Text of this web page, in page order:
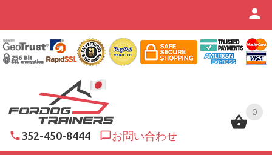
0
352-450-8444 お問い合わせ
0